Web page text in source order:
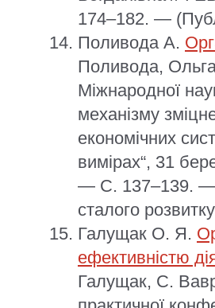
174–182. —
Поливода А.
Поливода,
Міжнародної
механізму
економічних
вимірах“, 31
— С. 137–139. —
сталого
Галущак О. Я.
ефективністю
Галущак, С.